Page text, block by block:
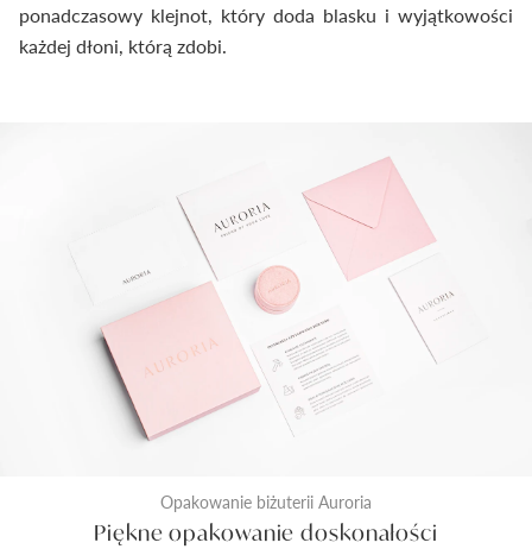
ponadczasowy klejnot, który doda blasku i wyjątkowości
każdej dłoni, którą zdobi.
Opakowanie biżuterii Auroria
Piękne opakowanie doskonałości